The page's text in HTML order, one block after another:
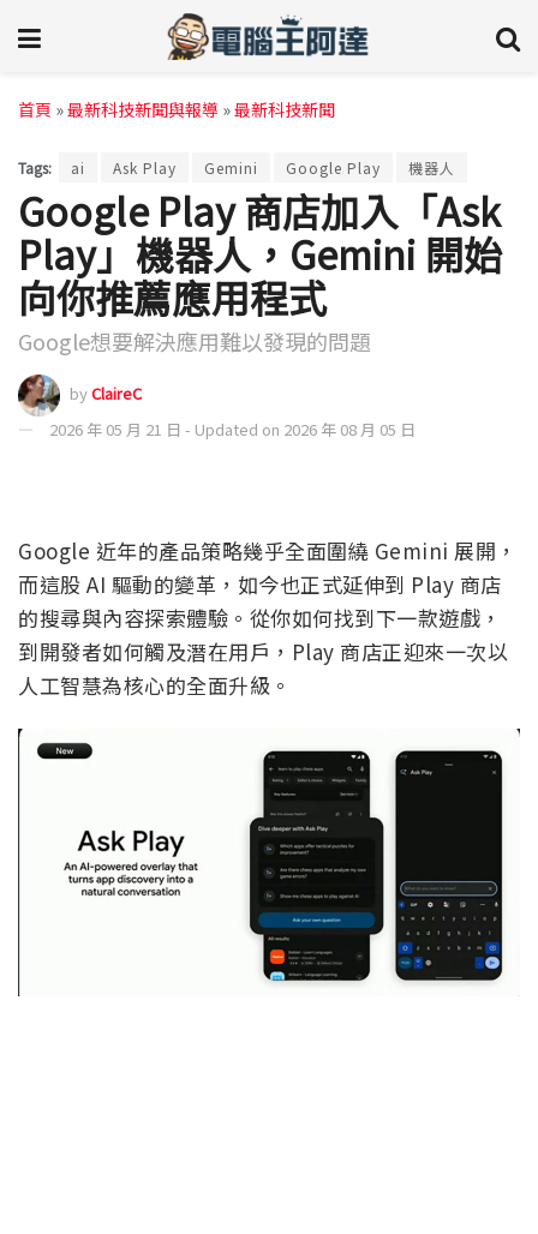
首頁 »最新科技新聞與報導 »最新科技新聞
Tags: ai Ask Play Gemini Google Play 機器人
Google Play 商店加入「Ask
Play」機器人，Gemini 開始
向你推薦應用程式
Google想要解決應用難以發現的問題
byClaireC
2026 年 05 月 21 日 - Updated on 2026 年 08 月 05 日
Google 近年的產品策略幾乎全面圍繞 Gemini 展開，
而這股 AI 驅動的變革，如今也正式延伸到 Play 商店
的搜尋與內容探索體驗。從你如何找到下一款遊戲，
到開發者如何觸及潛在用戶，Play 商店正迎來一次以
人工智慧為核心的全面升級。